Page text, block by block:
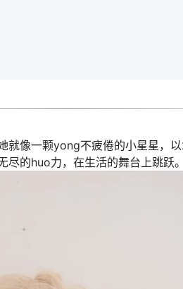
像一颗yong不疲倦的小星星，
的huo力，在生活的舞台上跳跃。